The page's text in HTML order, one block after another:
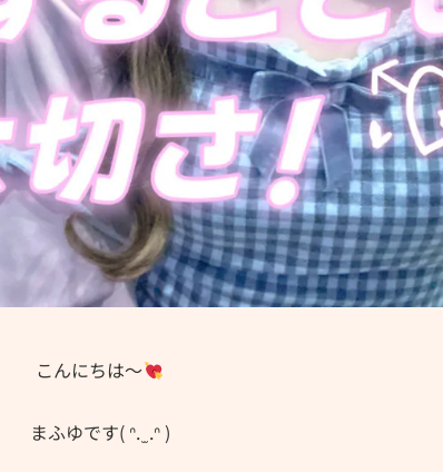
こんにちは～
まふゆです( ᐢ. ̫ .ᐢ )